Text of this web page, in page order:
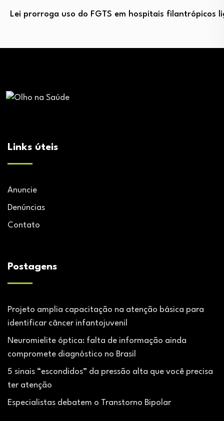
Lei prorroga uso do FGTS em hospitais filantrópicos
Links úteis
Anuncie
Denúncias
Contato
Postagens
Projeto amplia capacitação na atenção básica para
identificar câncer infantojuvenil
Neuromielite óptica: falta de informação ainda
compromete diagnóstico no Brasil
5 sinais “escondidos” da pressão alta que você precisa
ter atenção
Especialistas debatem o Transtorno Bipolar